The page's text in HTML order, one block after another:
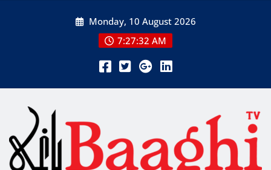
Monday, 10 August 2026
7:27:34 AM